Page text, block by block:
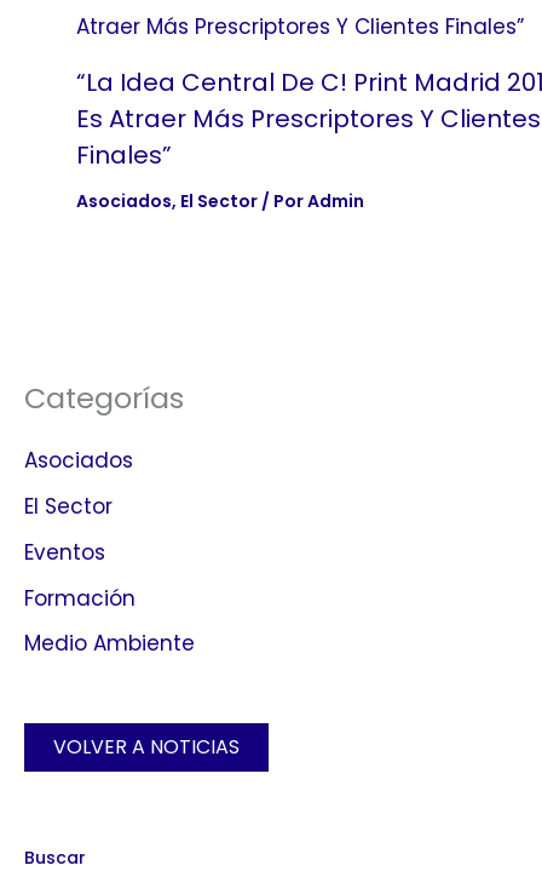
“La Idea Central De C! Print Madrid
Es Atraer Más Prescriptores Y Clientes
Finales”
Asociados, El Sector/ PorAdmin
Categorías
Asociados
El Sector
Eventos
Formación
Medio Ambiente
VOLVER A NOTICIAS
Buscar